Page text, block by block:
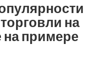
на
примере